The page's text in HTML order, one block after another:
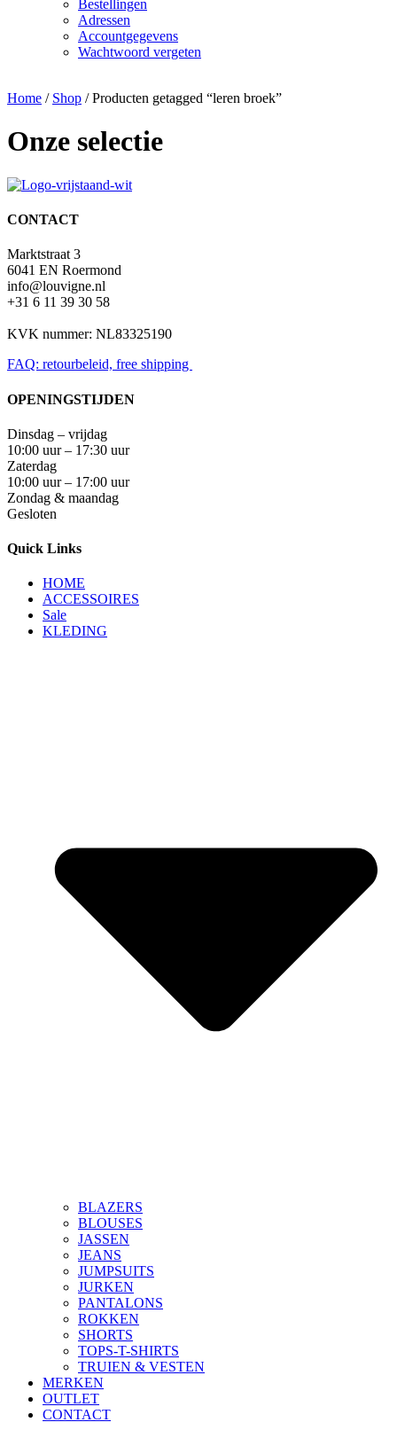
Bestellingen
Adressen
Accountgegevens
Wachtwoord vergeten
Home / Shop / Producten getagged “leren broek”
Onze selectie
CONTACT
Marktstraat 3
6041 EN Roermond
info@louvigne.nl
+31 6 11 39 30 58
KVK nummer: NL83325190
FAQ: retourbeleid, free shipping
OPENINGSTIJDEN
Dinsdag – vrijdag
10:00 uur – 17:30 uur
Zaterdag
10:00 uur – 17:00 uur
Zondag & maandag
Gesloten
Quick Links
HOME
ACCESSOIRES
Sale
KLEDING
BLAZERS
BLOUSES
JASSEN
JEANS
JUMPSUITS
JURKEN
PANTALONS
ROKKEN
SHORTS
TOPS-T-SHIRTS
TRUIEN & VESTEN
MERKEN
OUTLET
CONTACT